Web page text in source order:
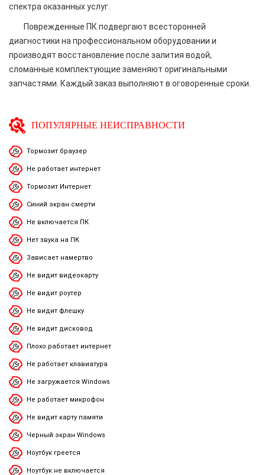
спектра оказанных услуг.
Поврежденные ПК подвергают всесторонней
диагностики на профессиональном оборудовании и
производят восстановление после залития водой,
сломанные комплектующие заменяют оригинальными
запчастями. Каждый заказ выполняют в оговоренные сроки.
ПОПУЛЯРНЫЕ НЕИСПРАВНОСТИ
Тормозит браузер
Не работает интернет
Тормозит Интернет
Синий экран смерти
Не включается ПК
Нет звука на ПК
Зависает намертво
Не видит видеокарту
Не видит роутер
Не видит флешку
Не видит дисковод
Плохо работает интернет
Не работает клавиатура
Не загружается Windows
Не работает микрофон
Не видит карту памяти
Черный экран Windows
Ноутбук греется
Ноутбук не включается